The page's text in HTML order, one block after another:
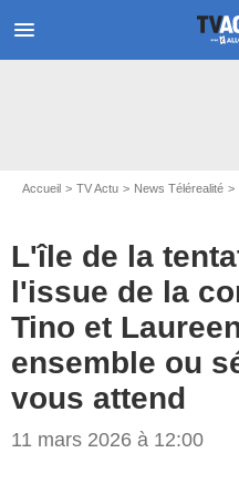
menu
Accueil TV Actu News Télérealité
L'île de la
l'issue de la
Tino et
ensemble ou
vous attend
11 mars 2026 à 12:00